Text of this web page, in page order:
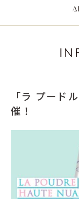
「ラ プード
催！